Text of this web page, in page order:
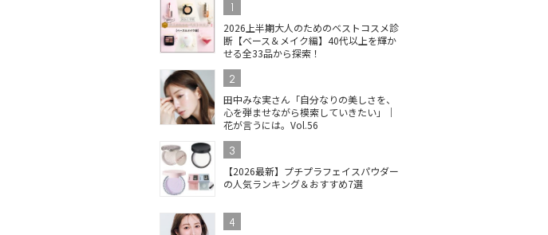
1
2026上半期大人のためのベストコスメ診
断【ベース＆メイク編】40代以上を輝か
せる全33品から探索！
2
田中みな実さん「自分なりの美しさを、
心を弾ませながら模索していきたい」｜
花が言うには。Vol.56
3
【2026最新】プチプラフェイスパウダー
の人気ランキング＆おすすめ7選
4